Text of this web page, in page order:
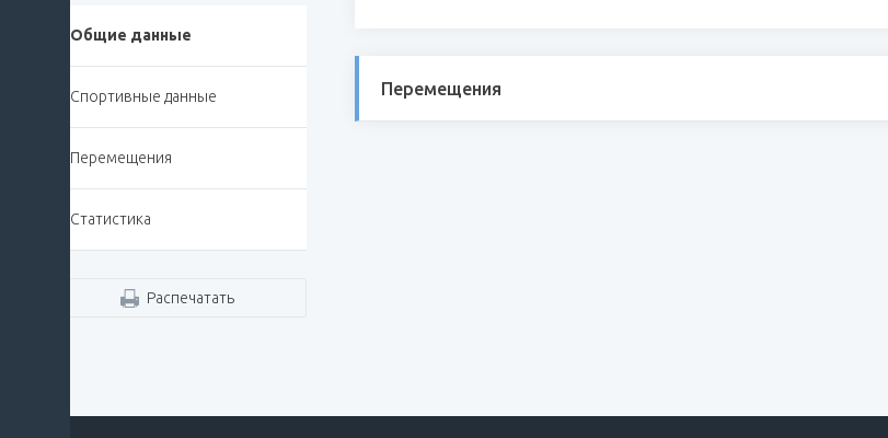
Общие данные
Спортивные данные
Перемещения
Статистика
Распечатать
Перемещения